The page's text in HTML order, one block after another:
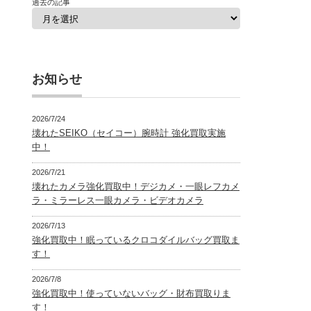
過去の記事
お知らせ
2026/7/24
壊れたSEIKO（セイコー）腕時計 強化買取実施
中！
2026/7/21
壊れたカメラ強化買取中！デジカメ・一眼レフカメ
ラ・ミラーレス一眼カメラ・ビデオカメラ
2026/7/13
強化買取中！眠っているクロコダイルバッグ買取ま
す！
2026/7/8
強化買取中！使っていないバッグ・財布買取りま
す！